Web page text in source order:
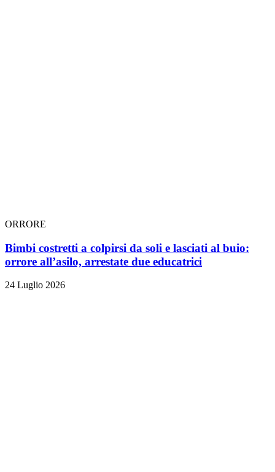
ORRORE
Bimbi costretti a colpirsi da soli e lasciati al buio:
orrore all’asilo, arrestate due educatrici
24 Luglio 2026